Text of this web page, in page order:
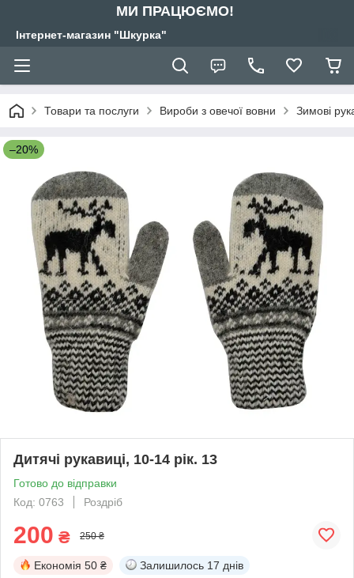
МИ ПРАЦЮЄМО!
Інтернет-магазин "Шкурка"
Товари та послуги Вироби з овечої вовни Зимові
–20%
Дитячі рукавиці, 10-14 рік. 13
Готово до відправки
Код: 0763
Роздріб
200 ₴ 250 ₴
Економія 50 ₴ Залишилось 17 днів